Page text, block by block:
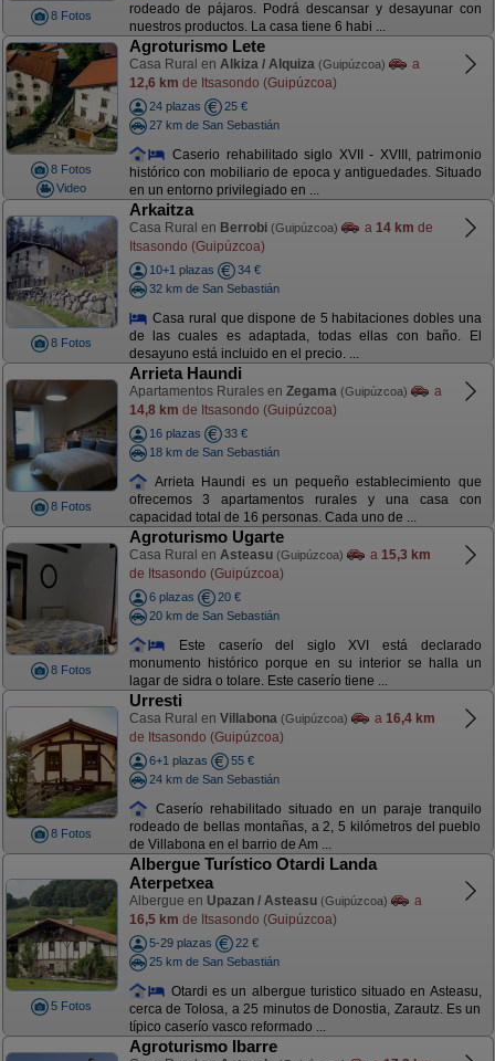
8 Fotos
rodeado de pájaros. Podrá descansar y desayunar con
nuestros productos. La casa tiene 6 habi ...
8 Fotos
Video
Agroturismo Lete
Casa Rural en Alkiza / Alquiza (Guipúzcoa)
a
12,6 km de Itsasondo (Guipúzcoa)
24 plazas
25 €
27 km de San Sebastián
Caserio rehabilitado siglo XVII - XVIII, patrimonio
histórico con mobiliario de epoca y antiguedades. Situado
en un entorno privilegiado en ...
8 Fotos
Arkaitza
Casa Rural en Berrobi (Guipúzcoa) a 14 km de
Itsasondo (Guipúzcoa)
10+1 plazas
34 €
32 km de San Sebastián
Casa rural que dispone de 5 habitaciones dobles una
de las cuales es adaptada, todas ellas con baño. El
desayuno está incluido en el precio. ...
8 Fotos
Arrieta Haundi
Apartamentos Rurales en Zegama (Guipúzcoa)
a
14,8 km de Itsasondo (Guipúzcoa)
16 plazas
33 €
18 km de San Sebastián
Arrieta Haundi es un pequeño establecimiento que
ofrecemos 3 apartamentos rurales y una casa con
capacidad total de 16 personas. Cada uno de ...
8 Fotos
Agroturismo Ugarte
Casa Rural en Asteasu (Guipúzcoa) a 15,3 km
de Itsasondo (Guipúzcoa)
6 plazas
20 €
20 km de San Sebastián
Este caserío del siglo XVI está declarado
monumento histórico porque en su interior se halla un
lagar de sidra o tolare. Este caserío tiene ...
8 Fotos
Urresti
Casa Rural en Villabona (Guipúzcoa) a 16,4 km
de Itsasondo (Guipúzcoa)
6+1 plazas
55 €
24 km de San Sebastián
Caserío rehabilitado situado en un paraje tranquilo
rodeado de bellas montañas, a 2, 5 kilómetros del pueblo
de Villabona en el barrio de Am ...
5 Fotos
Albergue Turístico Otardi Landa
Aterpetxea
Albergue en Upazan / Asteasu (Guipúzcoa)
a
16,5 km de Itsasondo (Guipúzcoa)
5-29 plazas
22 €
25 km de San Sebastián
Otardi es un albergue turistico situado en Asteasu,
cerca de Tolosa, a 25 minutos de Donostia, Zarautz. Es un
típico caserío vasco reformado ...
Agroturismo Ibarre